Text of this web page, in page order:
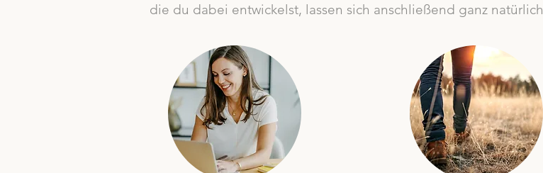
die du dabei entwickelst, lassen sich anschließend ganz